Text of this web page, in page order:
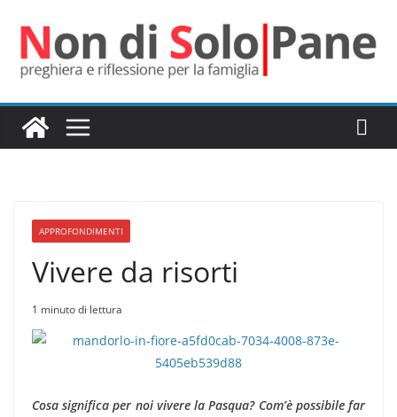
contenuto
APPROFONDIMENTI
Vivere da risorti
1 minuto di lettura
Cosa significa per noi vivere la Pasqua? Com’è possibile far